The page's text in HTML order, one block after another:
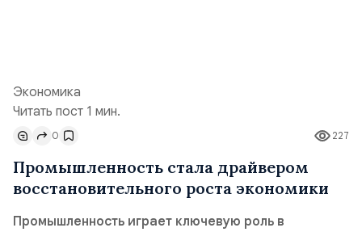
Экономика
Читать пост 1 мин.
227
0
Промышленность стала драйвером
восстановительного роста экономики
Промышленность играет ключевую роль в